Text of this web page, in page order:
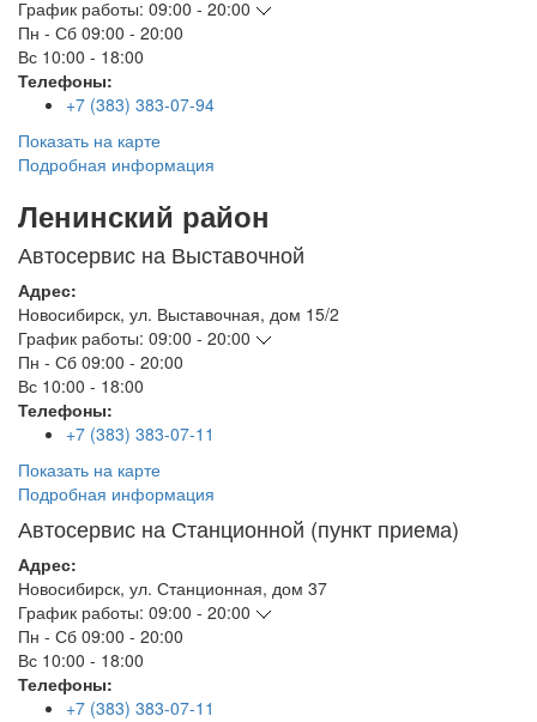
График работы: 09:00 - 20:00
Пн - Сб 09:00 - 20:00
Вс 10:00 - 18:00
Телефоны:
+7 (383) 383-07-94
Показать на карте
Подробная информация
Ленинский район
Автосервис на Выставочной
Адрес:
Новосибирск, ул. Выставочная, дом 15/2
График работы: 09:00 - 20:00
Пн - Сб 09:00 - 20:00
Вс 10:00 - 18:00
Телефоны:
+7 (383) 383-07-11
Показать на карте
Подробная информация
Автосервис на Станционной (пункт приема)
Адрес:
Новосибирск, ул. Станционная, дом 37
График работы: 09:00 - 20:00
Пн - Сб 09:00 - 20:00
Вс 10:00 - 18:00
Телефоны:
+7 (383) 383-07-11